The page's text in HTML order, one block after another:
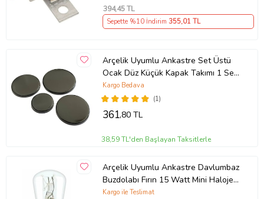
394,45 TL
Sepette %10 İndirim 355,01 TL
Arçelik Uyumlu Ankastre Set Üstü
Ocak Düz Küçük Kapak Takımı 1 Set
(Gri)
(1)
Kargo Bedava
361,80 TL
38,59 TL'den Başlayan Taksitlerle
Arçelik Uyumlu Ankastre Davlumbaz
Buzdolabı Fırın 15 Watt Mini Halojen
Ampül 1 Adet
Kargo ile Teslimat